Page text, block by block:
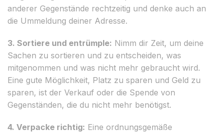
anderer Gegenstände rechtzeitig und denke auch an
die Ummeldung deiner Adresse.
3. Sortiere und entrümple: Nimm dir Zeit, um deine
Sachen zu sortieren und zu entscheiden, was
mitgenommen und was nicht mehr gebraucht wird.
Eine gute Möglichkeit, Platz zu sparen und Geld zu
sparen, ist der Verkauf oder die Spende von
Gegenständen, die du nicht mehr benötigst.
4. Verpacke richtig: Eine ordnungsgemäße